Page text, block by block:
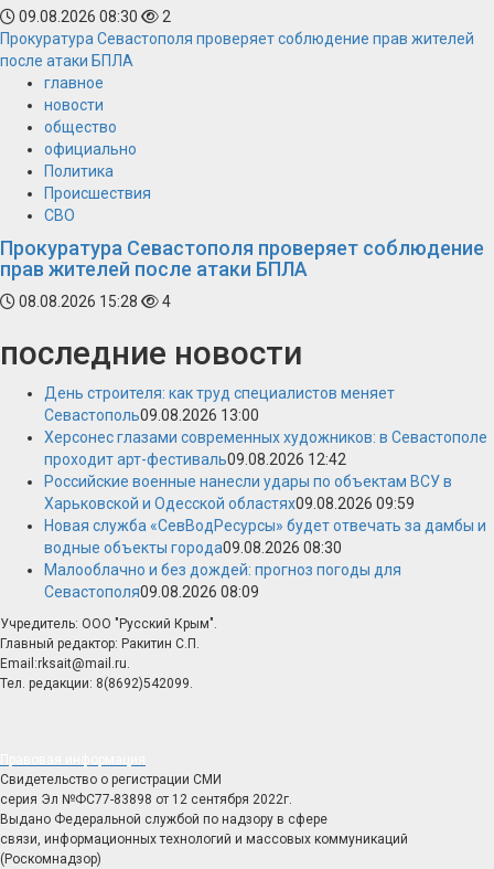
09.08.2026 08:30
2
Прокуратура Севастополя проверяет соблюдение прав жителей
после атаки БПЛА
главное
новости
общество
официально
Политика
Происшествия
СВО
Прокуратура Севастополя проверяет соблюдение
прав жителей после атаки БПЛА
08.08.2026 15:28 4
последние новости
День строителя: как труд специалистов меняет
Севастополь09.08.2026 13:00
Херсонес глазами современных художников: в Севастополе
проходит арт-фестиваль09.08.2026 12:42
Российские военные нанесли удары по объектам ВСУ в
Харьковской и Одесской областях09.08.2026 09:59
Новая служба «СевВодРесурсы» будет отвечать за дамбы и
водные объекты города09.08.2026 08:30
Малооблачно и без дождей: прогноз погоды для
Севастополя09.08.2026 08:09
Учредитель: ООО "Русский Крым".
Главный редактор: Ракитин С.П.
Email:rksait@mail.ru.
Тел. редакции: 8(8692)542099.
Свидетельство о регистрации СМИ
серия Эл №ФС77-83898 от 12 сентября 2022г.
Выдано Федеральной службой по надзору в сфере
связи, информационных технологий и массовых коммуникаций
(Роскомнадзор)